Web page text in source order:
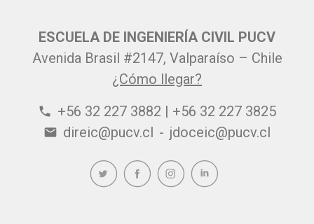
ESCUELA DE INGENIERÍA CIVIL PUCV
Avenida Brasil #2147, Valparaíso – Chile
¿Cómo llegar?
phone +56 32 227 3882 | +56 32 227 3825
email direic@pucv.cl - jdoceic@pucv.cl